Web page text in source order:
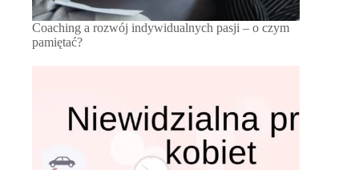
Coaching a rozwój indywidualnych pasji – o czym
pamiętać?